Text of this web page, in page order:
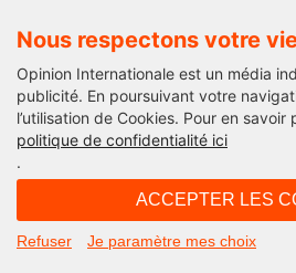
Nous respectons votre
Opinion Internationale est un média
publicité. En poursuivant votre
l’utilisation de Cookies. Pour en
politique de confidentialité ici
.
ACCEPTER LES
Refuser Je paramètre mes choix
Opinion Outre-Mer
Tahiti : un enfant